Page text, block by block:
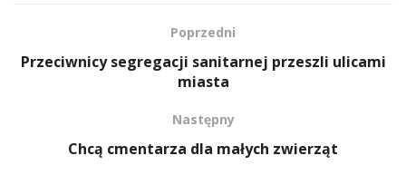
Poprzedni
Przeciwnicy segregacji sanitarnej przeszli ulicami
miasta
Następny
Chcą cmentarza dla małych zwierząt